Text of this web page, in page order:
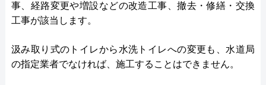
事、経路変更や増設などの改造工事、撤去・修繕・交換
工事が該当します。
汲み取り式のトイレから水洗トイレへの変更も、水道局
の指定業者でなければ、施工することはできません。